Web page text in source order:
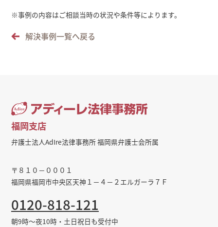
※事例の内容はご相談当時の状況や条件等によります。
解決事例一覧へ戻る
福岡支店
弁護士法人AdIre法律事務所 福岡県弁護士会所属
〒８１０－０００１
福岡県福岡市中央区天神１－４－２エルガーラ７Ｆ
0120-818-121
朝9時～夜10時・土日祝日も受付中